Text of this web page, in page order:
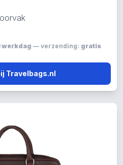
werkdag — verzending: gratis
Travelbags.nl